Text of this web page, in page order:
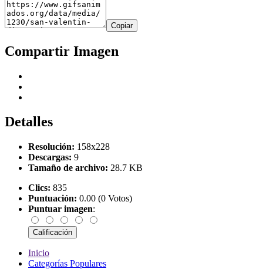
Copiar
Compartir Imagen
Detalles
Resolución: 158x228
Descargas: 9
Tamaño de archivo: 28.7 KB
Clics: 835
Puntuación: 0.00 (0 Votos)
Puntuar imagen:
Inicio
Categorías Populares